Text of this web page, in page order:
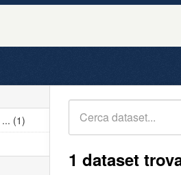
1 dataset
(1)